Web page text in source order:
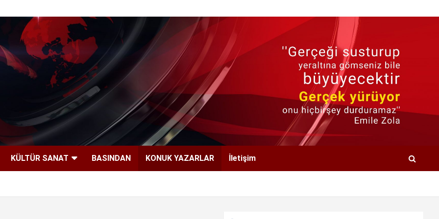
KÜLTÜR SANAT BASINDAN KONUK YAZARLAR İletişim